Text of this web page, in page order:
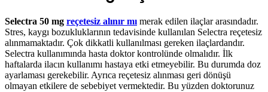
Selectra 50 mg reçetesiz alınır mı merak edilen ilaçlar arasındadır.
Stres, kaygı bozukluklarının tedavisinde kullanılan Selectra reçetesiz
alınmamaktadır. Çok dikkatli kullanılması gereken ilaçlardandır.
Selectra kullanımında hasta doktor kontrolünde olmalıdır. İlk
haftalarda ilacın kullanımı hastaya etki etmeyebilir. Bu durumda doz
ayarlaması gerekebilir. Ayrıca reçetesiz alınması geri dönüşü
olmayan etkilere de sebebiyet vermektedir. Bu yüzden doktorunuz